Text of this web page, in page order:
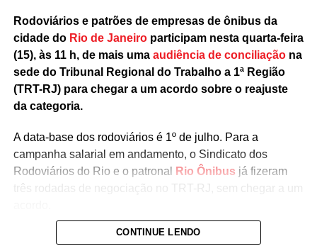
Rodoviários e patrões de empresas de ônibus da
cidade do Rio de Janeiroparticipam nesta quarta-feira
(15), às 11 h, de mais uma audiência de conciliaçãona
sede do Tribunal Regional do Trabalho a 1ª Região
(TRT-RJ) para chegar a um acordo sobre o reajuste
da categoria.
A data-base dos rodoviários é 1º de julho. Para a
campanha salarial em andamento, o Sindicato dos
Rodoviários do Rio e o patronal Rio Ônibus já fizeram
três rodadas de negociação no TRT-RJ, sem chegar a um
Durante as negociações mediadas pela Justiça do
CONTINUE LENDO